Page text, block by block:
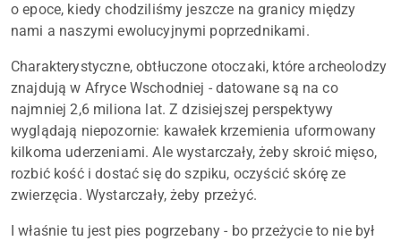
o epoce, kiedy chodziliśmy jeszcze na granicy między
nami a naszymi ewolucyjnymi poprzednikami.
Charakterystyczne, obtłuczone otoczaki, które archeolodzy
znajdują w Afryce Wschodniej - datowane są na co
najmniej 2,6 miliona lat. Z dzisiejszej perspektywy
wyglądają niepozornie: kawałek krzemienia uformowany
kilkoma uderzeniami. Ale wystarczały, żeby skroić mięso,
rozbić kość i dostać się do szpiku, oczyścić skórę ze
zwierzęcia. Wystarczały, żeby przeżyć.
I właśnie tu jest pies pogrzebany - bo przeżycie to nie był